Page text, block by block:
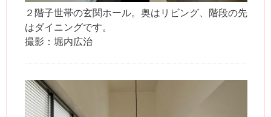
２階子世帯の玄関ホール。奥はリビング、階段の先
はダイニングです。
撮影：堀内広治